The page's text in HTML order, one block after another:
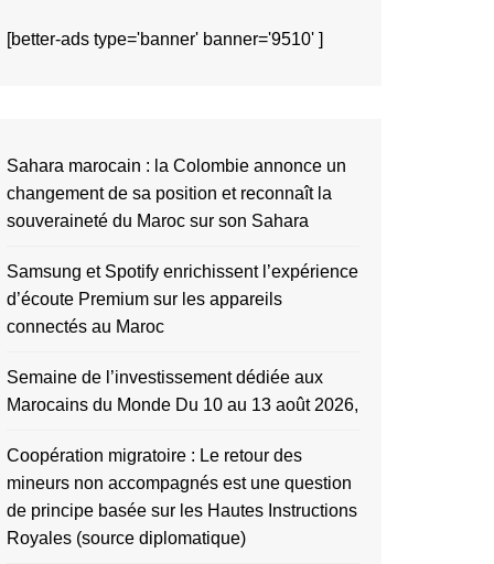
[better-ads type='banner' banner='9510' ]
Sahara marocain : la Colombie annonce un
changement de sa position et reconnaît la
souveraineté du Maroc sur son Sahara
Samsung et Spotify enrichissent l’expérience
d’écoute Premium sur les appareils
connectés au Maroc
Semaine de l’investissement dédiée aux
Marocains du Monde Du 10 au 13 août 2026,
Coopération migratoire : Le retour des
mineurs non accompagnés est une question
de principe basée sur les Hautes Instructions
Royales (source diplomatique)